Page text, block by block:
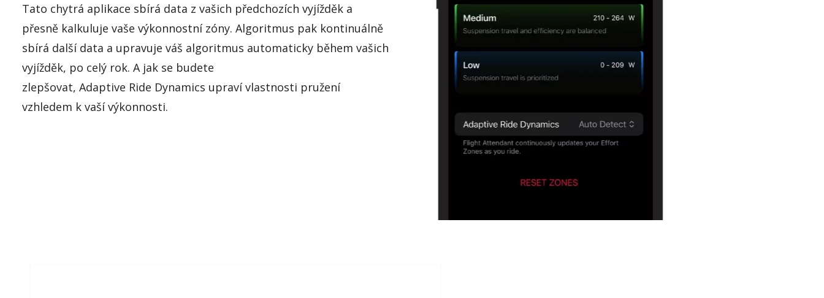
Tato chytrá aplikace sbírá data z vašich předchozích vyjížděk a
přesně kalkuluje vaše výkonnostní zóny. Algoritmus pak kontinuálně
sbírá další data a upravuje váš algoritmus automaticky během vašich
vyjížděk, po celý rok. A jak se budete
zlepšovat, Adaptive Ride Dynamics upraví vlastnosti pružení
vzhledem k vaší výkonnosti.